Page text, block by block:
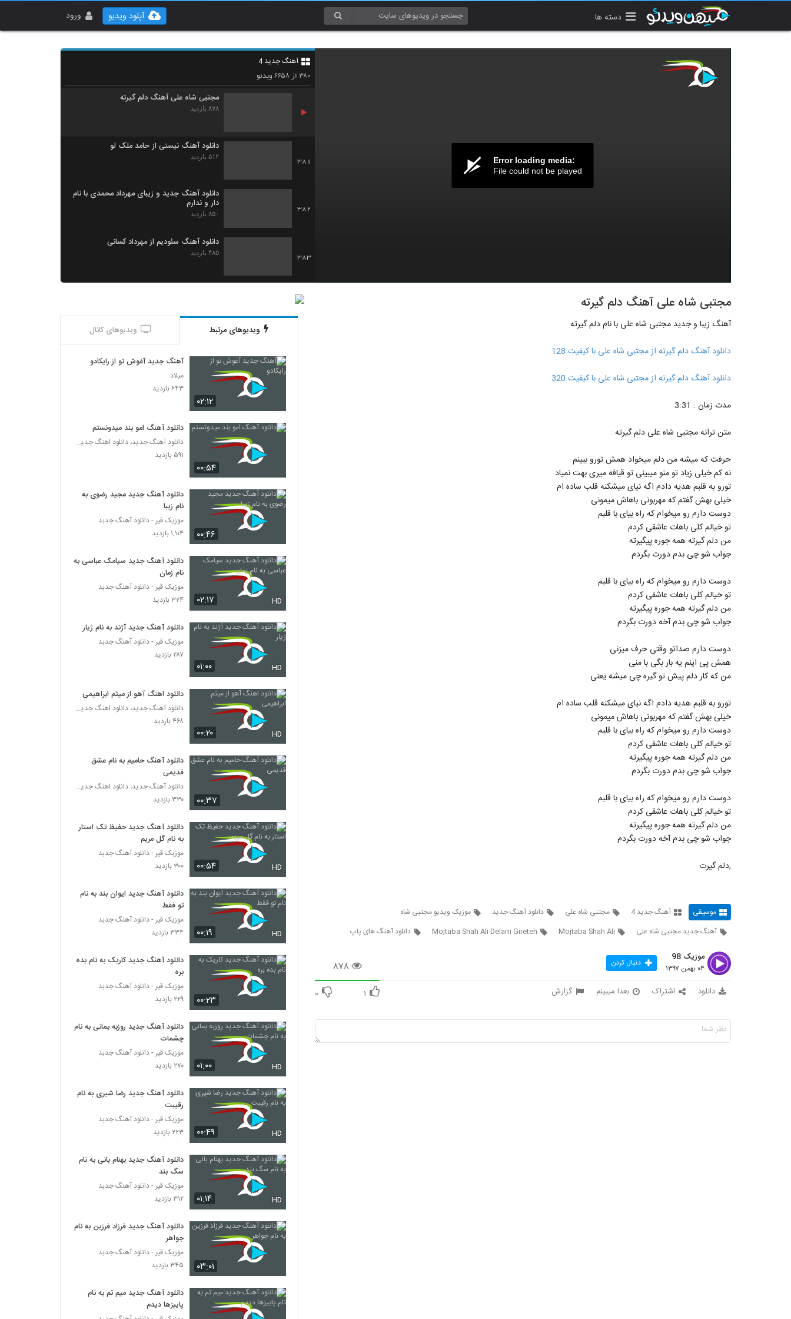
دسته ها ورود آپلود ویدیو
Error loading media:
File could not be played
آهنگ جدید 4
۳۸۰از ۶۶۵۸ویدئو
379
Mohammad Asadi Hale Majnoun
مجتبی شاه علی آهنگ دلم گیرته
۸۷۸ بازدید
381
دانلود آهنگ نیستی از حامد ملک لو
۵۱۲ بازدید
382
دانلود آهنگ جدید و زیبای مهرداد محمدی با نام
دار و ندارم
۸۵۰ بازدید
383
دانلود آهنگ سئودیم از مهرداد کسانی
۴۸۵ بازدید
384
دانلود آهنگ یک رویا از مهرداد حمیدی به همراه
۷۳۰ بازدید
Mehrdad Farivarrad Khab Zemestan
۳۲۵ بازدید
مهرداد دین آهنگ تعادل
۳۹۲ بازدید
دانلود آهنگ جدید و زیبای مهرداد داوودی با نام
دل دل نکن
دانلود آهنگ جدید و زیبای مهرداد بنائی با نام
لجبازی
آهنگ برگرد از مهرداد بنائی(پاپ)
آهنگ دلتنگی از مهرداد اسدی(پاپ)
۶۷۲ بازدید
دانلود آهنگ مهرداد عجمی تنهاترین عاشق
۴۲۸ بازدید
آهنگ خیالی نیست از مهرداد عجمی(پاپ)
۴۶۳ بازدید
دانلود آهنگ رهایی از مهرداد اهورا به همراه متن
ترانه
۵۱۷ بازدید
دانلود آهنگ جدید و زیبای مهران شهبازی با نام
مونالیزا
مهران رضی آهنگ حال عشق
۴۱۵ بازدید
دانلود آهنگ مهران رمضانی لیلا (Mehran
Ramezani Leila)
۳۷۹ بازدید
مهران راد آهنگ خاطرات
۴۸۶ بازدید
مهران (جدید) آهنگ این زندگی
۶۳۶ بازدید
مجتبی شاه علی آهنگ دلم گیرته
آهنگ زیبا و جدید مجتبی شاه علی با نام دلم گیرته
دانلود آهنگ دلم گیرته از مجتبی شاه علی با کیفیت 128
دانلود آهنگ دلم گیرته از مجتبی شاه علی با کیفیت 320
مدت زمان : 3:31
متن ترانه مجتبی شاه علی دلم گیرته :
حرفت که میشه من دلم میخواد همش تورو ببینم
نه کم خیلی زیاد تو منو میبینی تو قیافه میری بهت نمیاد
تورو به قلبم هدیه دادم اگه نیای میشکنه قلب ساده ام
خیلی بهش گفتم که مهربونی باهاش میمونی
دوست دارم رو میخوام که راه بیای با قلبم
تو خیالم کلی باهات عاشقی کردم
من دلم گیرته همه جوره پیگیرته
جواب شو چی بدم دورت بگردم
دوست دارم رو میخوام که راه بیای با قلبم
تو خیالم کلی باهات عاشقی کردم
من دلم گیرته همه جوره پیگیرته
جواب شو چی بدم آخه دورت بگردم
دوست دارم صداتو وقتی حرف میزنی
همش پی اینم یه بار بگی با منی
من که کار دلم پیش تو گیره چی میشه یعنی
تورو به قلبم هدیه دادم اگه نیای میشکنه قلب ساده ام
خیلی بهش گفتم که مهربونی باهاش میمونی
دوست دارم رو میخوام که راه بیای با قلبم
تو خیالم کلی باهات عاشقی کردم
من دلم گیرته همه جوره پیگیرته
جواب شو چی بدم دورت بگردم
دوست دارم رو میخوام که راه بیای با قلبم
تو خیالم کلی باهات عاشقی کردم
من دلم گیرته همه جوره پیگیرته
جواب شو چی بدم آخه دورت بگردم
,دلم گیرت
موسیقی آهنگ جدید 4 مجتبی شاه علی دانلود آهنگ جدید
موزیک ویدیو مجتبی شاه
آهنگ جدید مجتبی شاه علی
Mojtaba Shah Ali
Mojtaba Shah Ali Delam Gireteh دانلود آهنگ های پاپ
۸۷۸
موزیک 98
۰۴ بهمن ۱۳۹۷ دنبال کردن
دانلود اشتراک بعدا میبینم گزارش ۱ ۰
ویدیوهای مرتبط ویدیوهای کانال
۰۲:۱۲
آهنگ جدید آغوش تو از رایکادو
میلاد
۶۴۳ بازدید
۰۰:۵۴
دانلود آهنگ امو بند میدونستم
دانلود آهنگ جدید، دانلود اهنگ جدید ایرانی
۵۹۱ بازدید
۰۰:۴۶
دانلود آهنگ جدید مجید رضوی به
نام زیبا
موزیک قیر - دانلود آهنگ جدبد
۱,۱۱۴ بازدید
۰۲:۱۷ HD
دانلود آهنگ جدید سیامک عباسی به
نام زمان
موزیک قیر - دانلود آهنگ جدبد
۳۲۴ بازدید
۰۱:۰۰ HD
دانلود آهنگ جدید آژند به نام ژیار
موزیک قیر - دانلود آهنگ جدبد
۲۸۷ بازدید
۰۰:۲۰ HD
دانلود اهنگ آهو از میثم ابراهیمی
دانلود آهنگ جدید، دانلود اهنگ جدید ایرانی
۴۶۸ بازدید
۰۰:۳۷
دانلود آهنگ حامیم به نام عشق
قدیمی
دانلود آهنگ جدید، دانلود اهنگ جدید ایرانی
۳۳۰ بازدید
۰۰:۵۴ HD
دانلود آهنگ جدید حفیظ تک استار
به نام گل مریم
موزیک قیر - دانلود آهنگ جدبد
۳۰۰ بازدید
۰۰:۱۹ HD
دانلود آهنگ جدید ایوان بند به نام
تو فقط
موزیک قیر - دانلود آهنگ جدبد
۳۳۴ بازدید
۰۰:۲۳
دانلود آهنگ جدید کاریک به نام بده
بره
موزیک قیر - دانلود آهنگ جدبد
۲۲۹ بازدید
۰۱:۰۰ HD
دانلود آهنگ جدید روزبه بمانی به نام
چشمات
موزیک قیر - دانلود آهنگ جدبد
۲۷۰ بازدید
۰۰:۴۹ HD
دانلود آهنگ جدید رضا شیری به نام
رقیبت
موزیک قیر - دانلود آهنگ جدبد
۲۲۳ بازدید
۰۱:۱۴ HD
دانلود آهنگ جدید بهنام بانی به نام
سگ بند
موزیک قیر - دانلود آهنگ جدبد
۳۱۲ بازدید
۰۳:۰۱
دانلود آهنگ جدید فرزاد فرزین به نام
جواهر
موزیک قیر - دانلود آهنگ جدبد
۳۴۵ بازدید
دانلود آهنگ جدید میم تم به نام
پاییزها دیدم